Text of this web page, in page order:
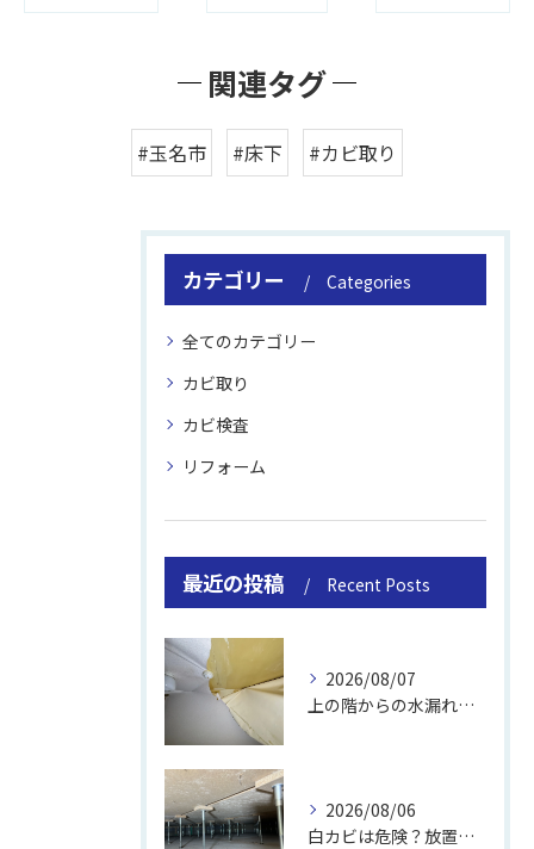
関連タグ
#玉名市 #床下 #カビ取り
カテゴリー Categories
全てのカテゴリー
カビ取り
カビ検査
リフォーム
最近の投稿 Recent Posts
2026/08/07
上の階からの水漏れでカビ｜対処法と業者
2026/08/06
白カビは危険？放置のリスクと取り方